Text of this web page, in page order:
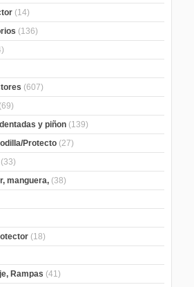
(14)
(136)
(607)
(69)
y piñon (139)
Protecto (27)
(33)
manguera, (38)
(18)
Rampas (41)